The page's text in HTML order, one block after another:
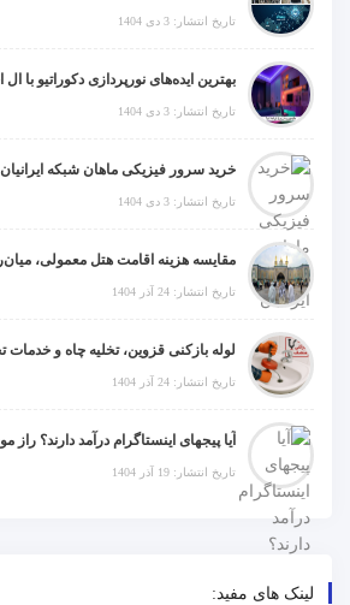
تاریخ انتشار: 3 دی 1404
تاریخ انتشار: 3 دی 1404
خرید سرور فیزیکی ماهان شبکه ایرانیان
تاریخ انتشار: 3 دی 1404
تاریخ انتشار: 24 آذر 1404
تاریخ انتشار: 24 آذر 1404
تاریخ انتشار: 19 آذر 1404
لینک های مفید: